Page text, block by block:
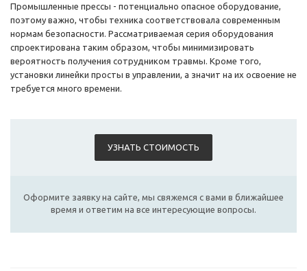
Промышленные прессы - потенциально опасное оборудование,
поэтому важно, чтобы техника соответствовала современным
нормам безопасности. Рассматриваемая серия оборудования
спроектирована таким образом, чтобы минимизировать
вероятность получения сотрудником травмы. Кроме того,
установки линейки просты в управлении, а значит на их освоение не
требуется много времени.
УЗНАТЬ СТОИМОСТЬ
Оформите заявку на сайте, мы свяжемся с вами в ближайшее
время и ответим на все интересующие вопросы.